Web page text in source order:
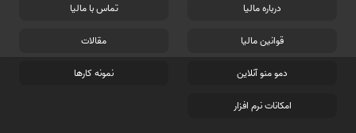
درباره مالیا تماس با مالیا
قوانین مالیا مقالات
دمو منو آنلاین نمونه کارها
امکانات نرم افزار